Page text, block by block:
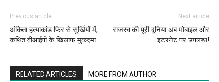
Previous article
अंकिता हत्याकांड फिर से सुर्खियों में,
कथित वीआईपी के खिलाफ मुकदमा
Next article
राजस्व की पूरी दुनिया अब मोबाइल और
इंटरनेट पर उपलब्ध!
RELATED ARTICLES MORE FROM AUTHOR